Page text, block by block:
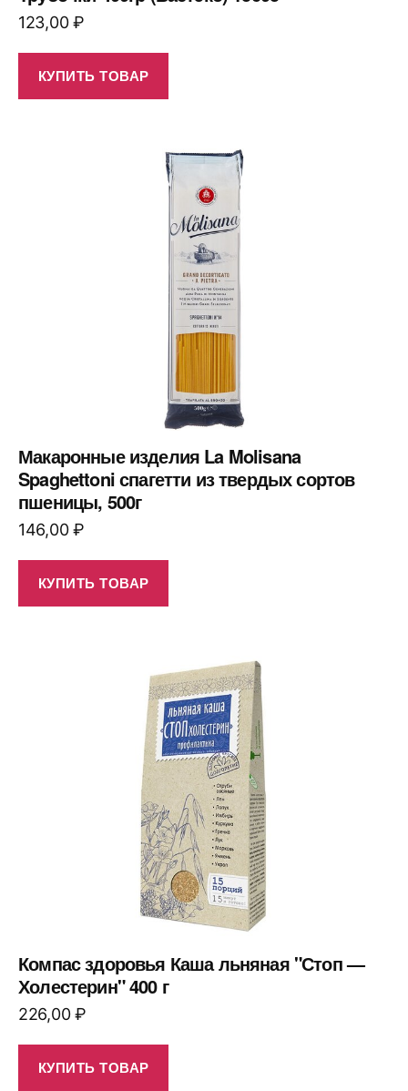
123,00₽
КУПИТЬ ТОВАР
Макаронные изделия La Molisana
Spaghettoni спагетти из твердых сортов
пшеницы, 500г
146,00₽
КУПИТЬ ТОВАР
Компас здоровья Каша льняная "Стоп —
Холестерин" 400 г
226,00₽
КУПИТЬ ТОВАР